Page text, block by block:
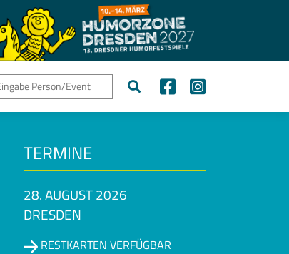
TERMINE
28. AUGUST 2026
DRESDEN
RESTKARTEN VERFÜGBAR